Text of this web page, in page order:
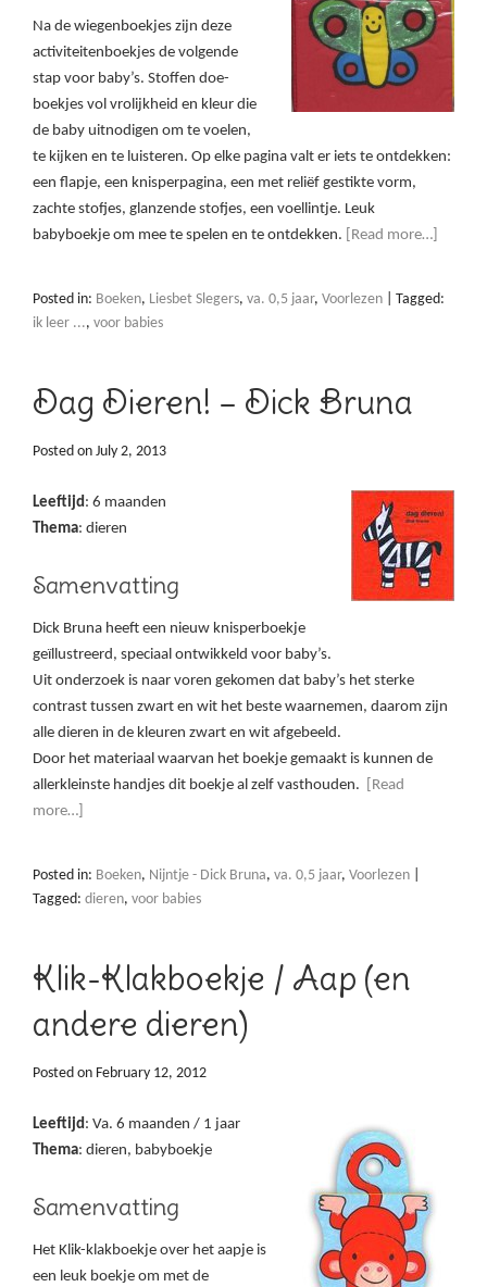
Na de wiegenboekjes zijn deze
activiteitenboekjes de volgende
stap voor baby’s. Stoffen doe-
boekjes vol vrolijkheid en kleur die
de baby uitnodigen om te voelen,
te kijken en te luisteren. Op elke pagina valt er iets te ontdekken:
een flapje, een knisperpagina, een met reliëf gestikte vorm,
zachte stofjes, glanzende stofjes, een voellintje. Leuk
babyboekje om mee te spelen en te ontdekken.
[Read more…]
Posted in: Boeken, Liesbet Slegers, va. 0,5 jaar, Voorlezen
Tagged:
ik leer ..., voor babies
Dag Dieren! – Dick Bruna
Posted on July 2, 2013
Leeftijd: 6 maanden
Thema: dieren
Samenvatting
Dick Bruna heeft een nieuw knisperboekje
geïllustreerd, speciaal ontwikkeld voor baby’s.
Uit onderzoek is naar voren gekomen dat baby’s het sterke
contrast tussen zwart en wit het beste waarnemen, daarom zijn
alle dieren in de kleuren zwart en wit afgebeeld.
Door het materiaal waarvan het boekje gemaakt is kunnen de
allerkleinste handjes dit boekje al zelf vasthouden.
[Read
more…]
Posted in: Boeken, Nijntje - Dick Bruna, va. 0,5 jaar, Voorlezen
Tagged: dieren, voor babies
Klik-Klakboekje / Aap (en
andere dieren)
Posted on February 12, 2012
Leeftijd: Va. 6 maanden / 1 jaar
Thema: dieren, babyboekje
Samenvatting
Het Klik-klakboekje over het aapje is
een leuk boekje om met de